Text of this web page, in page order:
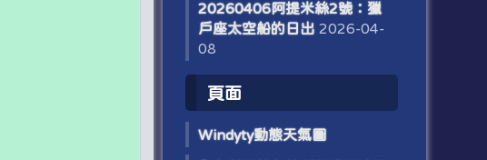
20260406阿提米絲2號：獵
戶座太空船的日出 2026-04-
08
頁面
W​​indyty動態天氣圖